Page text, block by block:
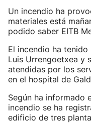
Un incendio ha
materiales está
podido saber EITB
El incendio ha
Luis Urrengoetxea y
atendidas por los
en el hospital de
Según ha informado
incendio se ha
edificio de tres